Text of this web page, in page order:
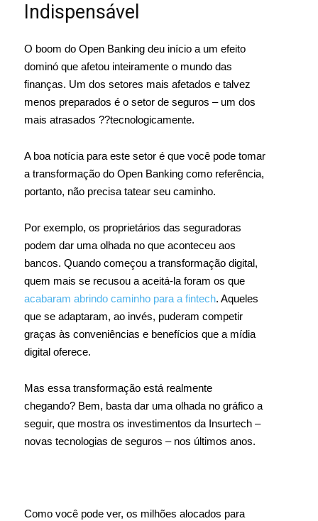
Indispensável
O boom do Open Banking deu início a um efeito
dominó que afetou inteiramente o mundo das
finanças. Um dos setores mais afetados e talvez
menos preparados é o setor de seguros – um dos
mais atrasados ??tecnologicamente.
A boa notícia para este setor é que você pode tomar
a transformação do Open Banking como referência,
portanto, não precisa tatear seu caminho.
Por exemplo, os proprietários das seguradoras
podem dar uma olhada no que aconteceu aos
bancos. Quando começou a transformação digital,
quem mais se recusou a aceitá-la foram os que
acabaram abrindo caminho para a fintech. Aqueles
que se adaptaram, ao invés, puderam competir
graças às conveniências e benefícios que a mídia
digital oferece.
Mas essa transformação está realmente
chegando? Bem, basta dar uma olhada no gráfico a
seguir, que mostra os investimentos da Insurtech –
novas tecnologias de seguros – nos últimos anos.
Como você pode ver, os milhões alocados para